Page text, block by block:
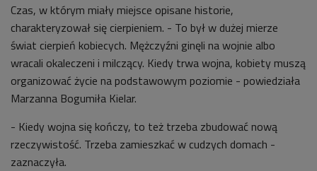
Czas, w którym miały miejsce opisane historie,
charakteryzował się cierpieniem. - To był w dużej mierze
świat cierpień kobiecych. Mężczyźni ginęli na wojnie albo
wracali okaleczeni i milczący. Kiedy trwa wojna, kobiety muszą
organizować życie na podstawowym poziomie - powiedziała
Marzanna Bogumiła Kielar.
- Kiedy wojna się kończy, to też trzeba zbudować nową
rzeczywistość. Trzeba zamieszkać w cudzych domach -
zaznaczyła.